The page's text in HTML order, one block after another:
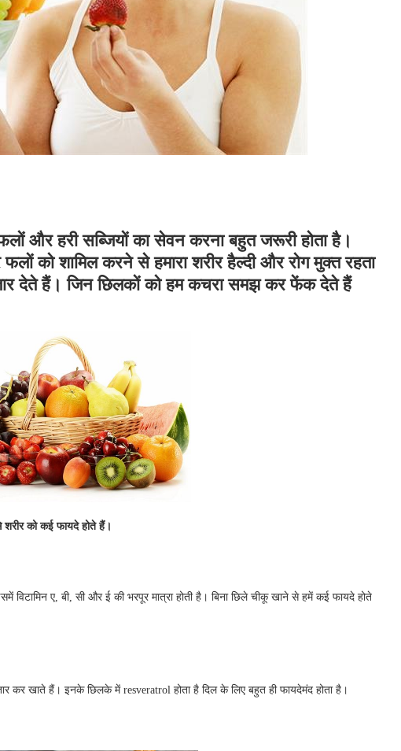
और हरी सब्जियों का सेवन करना बहुत जरूरी होता है।
को शामिल करने से हमारा शरीर हैल्दी और रोग मुक्त रहता
देते हैं। जिन छिलकों को हम कचरा समझ कर फेंक देते हैं
को कई फायदे होते हैं।
ए, बी, सी और ई की भरपूर मात्रा होती है। बिना छिले चीकू खाने से हमें कई फायदे होते
कर खाते हैं। इनके छिलके में resveratrol होता है दिल के लिए बहुत ही फायदेमंद होता है।